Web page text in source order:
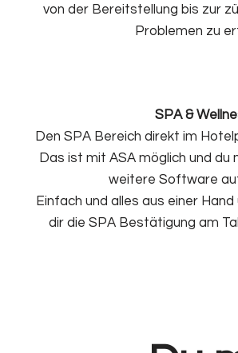
von der Bereitstellung bis zur
Problemen zu
SPA &
Den SPA Bereich direkt im
Das ist mit ASA möglich und du
weitere Software
Einfach und alles aus einer
dir die SPA Bestätigung am